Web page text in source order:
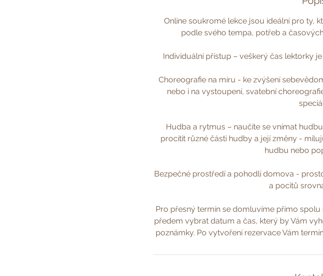
Online soukromé lekce jsou ideální pro ty,
podle svého tempa, potřeb a
Individuální přístup – veškerý čas lektorky
Choreografie na míru - ke zvýšení
nebo i na vystoupení, svatební
Hudba a rytmus – naučíte se vnímat
procítit různé části hudby a její změny -
hudbu nebo
Bezpečné prostředí a pohodlí domova -
a pocitů
Pro přesný termín se domluvíme přímo
předem vybrat datum a čas, který by Vám
poznámky. Po vytvoření rezervace Vám